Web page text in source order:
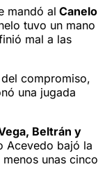
mandó al Canelo
tuvo un mano
mal a las
compromiso,
una jugada
Beltrán y
Acevedo bajó la
unas cinco